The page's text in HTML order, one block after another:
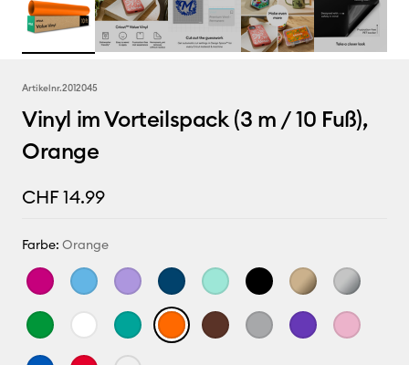
Artikelnr.2012045
Vinyl im Vorteilspack (3 m / 10 Fuß),
Orange
CHF 14.99
Farbe: Orange